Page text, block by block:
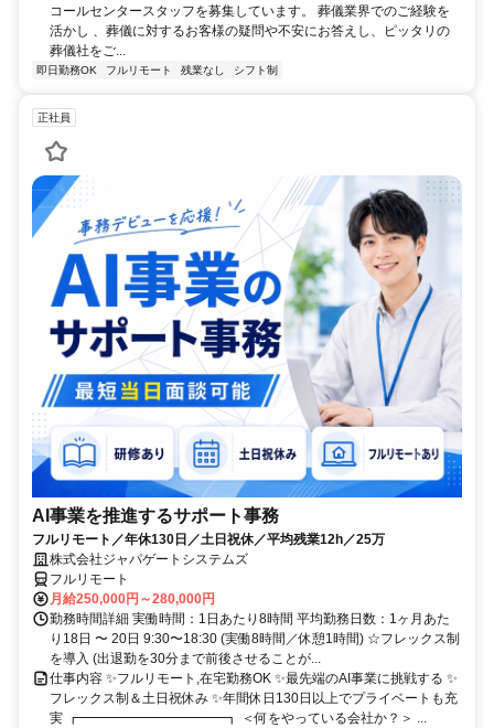
コールセンタースタッフを募集しています。 葬儀業界でのご経験を
活かし 、葬儀に対するお客様の疑問や不安にお答えし、ピッタリの
葬儀社をご...
即日勤務OK フルリモート 残業なし シフト制
正社員
AI事業を推進するサポート事務
フルリモート／年休130日／土日祝休／平均残業12h／25万
株式会社ジャパゲートシステムズ
フルリモート
月給250,000円～280,000円
勤務時間詳細 実働時間：1日あたり8時間 平均勤務日数：1ヶ月あた
り18日 〜 20日 9:30〜18:30 (実働8時間／休憩1時間) ☆フレックス制
を導入 (出退勤を30分まで前後させることが...
仕事内容 ✨フルリモート,在宅勤務OK ✨最先端のAI事業に挑戦する ✨
フレックス制＆土日祝休み ✨年間休日130日以上でプライベートも充
実 ┏━━━━━━━━━━━┓ ＜何をやっている会社か？＞ ...